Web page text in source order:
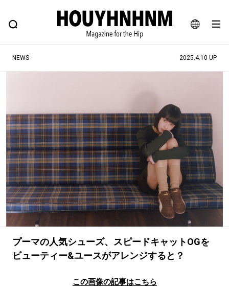
JA
EN
FEATURE BLOG SNAP
ヒップなファッション、カルチャー、ライフスタイルWEBマガジン
#SHOPPING ADDICT #憧れの逸品
#ESSENTIAL DESIGNS #古着サミット
#NEW VINTAGE #マイナーグッド図鑑
#路地裏てぃーん。 #MONTHLY JOURNAL
#GH 銘品の所以 #フイナムのYouTube
#Commune H #FOCUS IT #AH.H
#ととけん #FASHION #MUSIC #MOVIE
#LIFESTYLE #SNEAKER #OUTDOOR
#SPORTS #HANDSOME HANDBOOK
NEWS 2025.4.10 UP
プーマの人気シューズ、スピードキャットOGを
ビューティー&ユースがアレンジすると？
この画像の記事はこちら